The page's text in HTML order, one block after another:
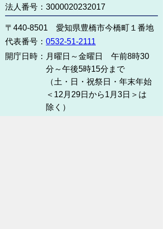
法人番号：3000020232017
〒440-8501 愛知県豊橋市今橋町１番地
代表番号： 0532-51-2111
開庁日時： 月曜日～金曜日 午前8時30
分～午後5時15分まで
（土・日・祝祭日・年末年始
＜12月29日から1月3日＞は
除く）